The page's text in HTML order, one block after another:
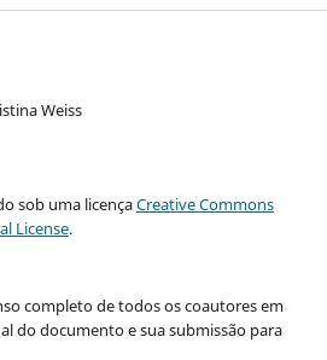
Weiss
sob uma licençaCreative Commons
License.
completo de todos os coautores em
do documento e sua submissão para